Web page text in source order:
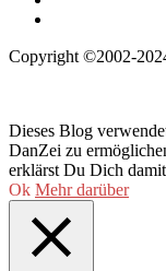
Copyright ©2002-
Dieses Blog
DanZei zu
erklärst Du Dich
Ok Mehr darüber